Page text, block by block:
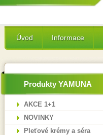
Úvod Informace
Produkty YAMUNA
AKCE 1+1
NOVINKY
Pleťové krémy a séra